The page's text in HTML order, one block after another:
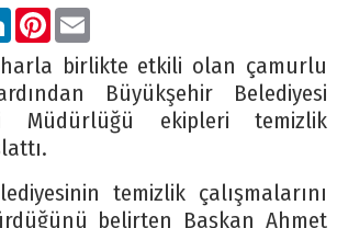
LinkedIn
Pinterest
Email
birlikte etkili olan çamurlu
Büyükşehir Belediyesi
Müdürlüğü ekipleri temizlik
temizlik çalışmalarını
belirten Başkan Ahmet